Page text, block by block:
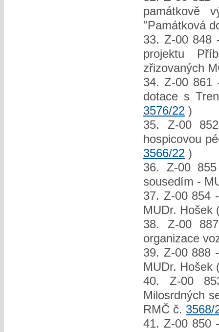
památkově
"Památková
33. Z-00 848
projektu
zřizovaných
34. Z-00 861
dotace s
3576/22 )
35. Z-00
hospicovou
3566/22 )
36. Z-00
sousedím -
37. Z-00 854
MUDr.
38. Z-00
organizace
39. Z-00 888
MUDr.
40. Z-00
Milosrdných
RMČ č. 3568/
41. Z-00 850